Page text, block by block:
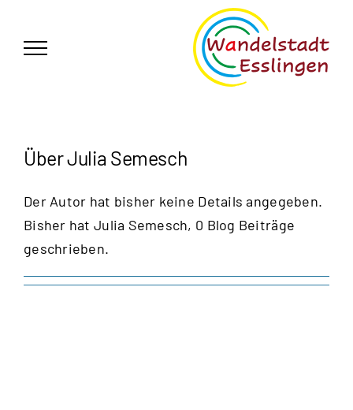
springen
ÜberJulia Semesch
Der Autor hat bisher keine Details angegeben.
Bisher hat Julia Semesch, 0 Blog Beiträge
geschrieben.